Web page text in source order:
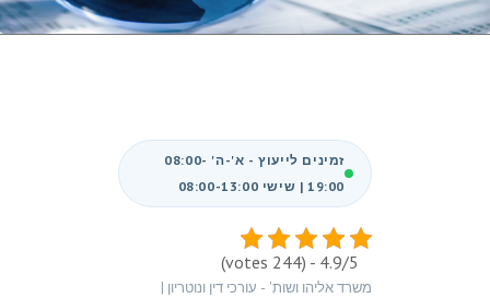
זמינים לייעוץ - א'-ה' 08:00-
19:00 | שישי 08:00-13:00
4.9/5 - (244 votes)
משרד אליהו ושות' - עורכי דין ונוטריון |